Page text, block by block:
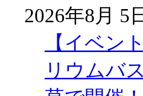
2026年8月 5
【イベン
リウムバ